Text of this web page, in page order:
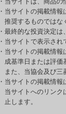
・当サイトの掲載情
推奨するものではな
・最終的な投資決定
・当サイトで表示さ
・当サイトの掲載情
成基準日または評価
また、当協会及び
・当サイトの掲載情
当サイトへのリン
止します。